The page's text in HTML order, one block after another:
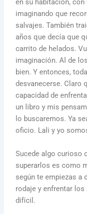
en su habitación,
imaginando que
salvajes. También
años que decía que
carrito de helados.
imaginación.Al de
bien. Y entonces,
desvanecerse. Claro
capacidad de
un libro y mis
lo buscaremos. Ya
oficio. Lali y yo
Sucede algo curioso
superarlos es como
según te empiezas a
rodaje y enfrentar
difícil.